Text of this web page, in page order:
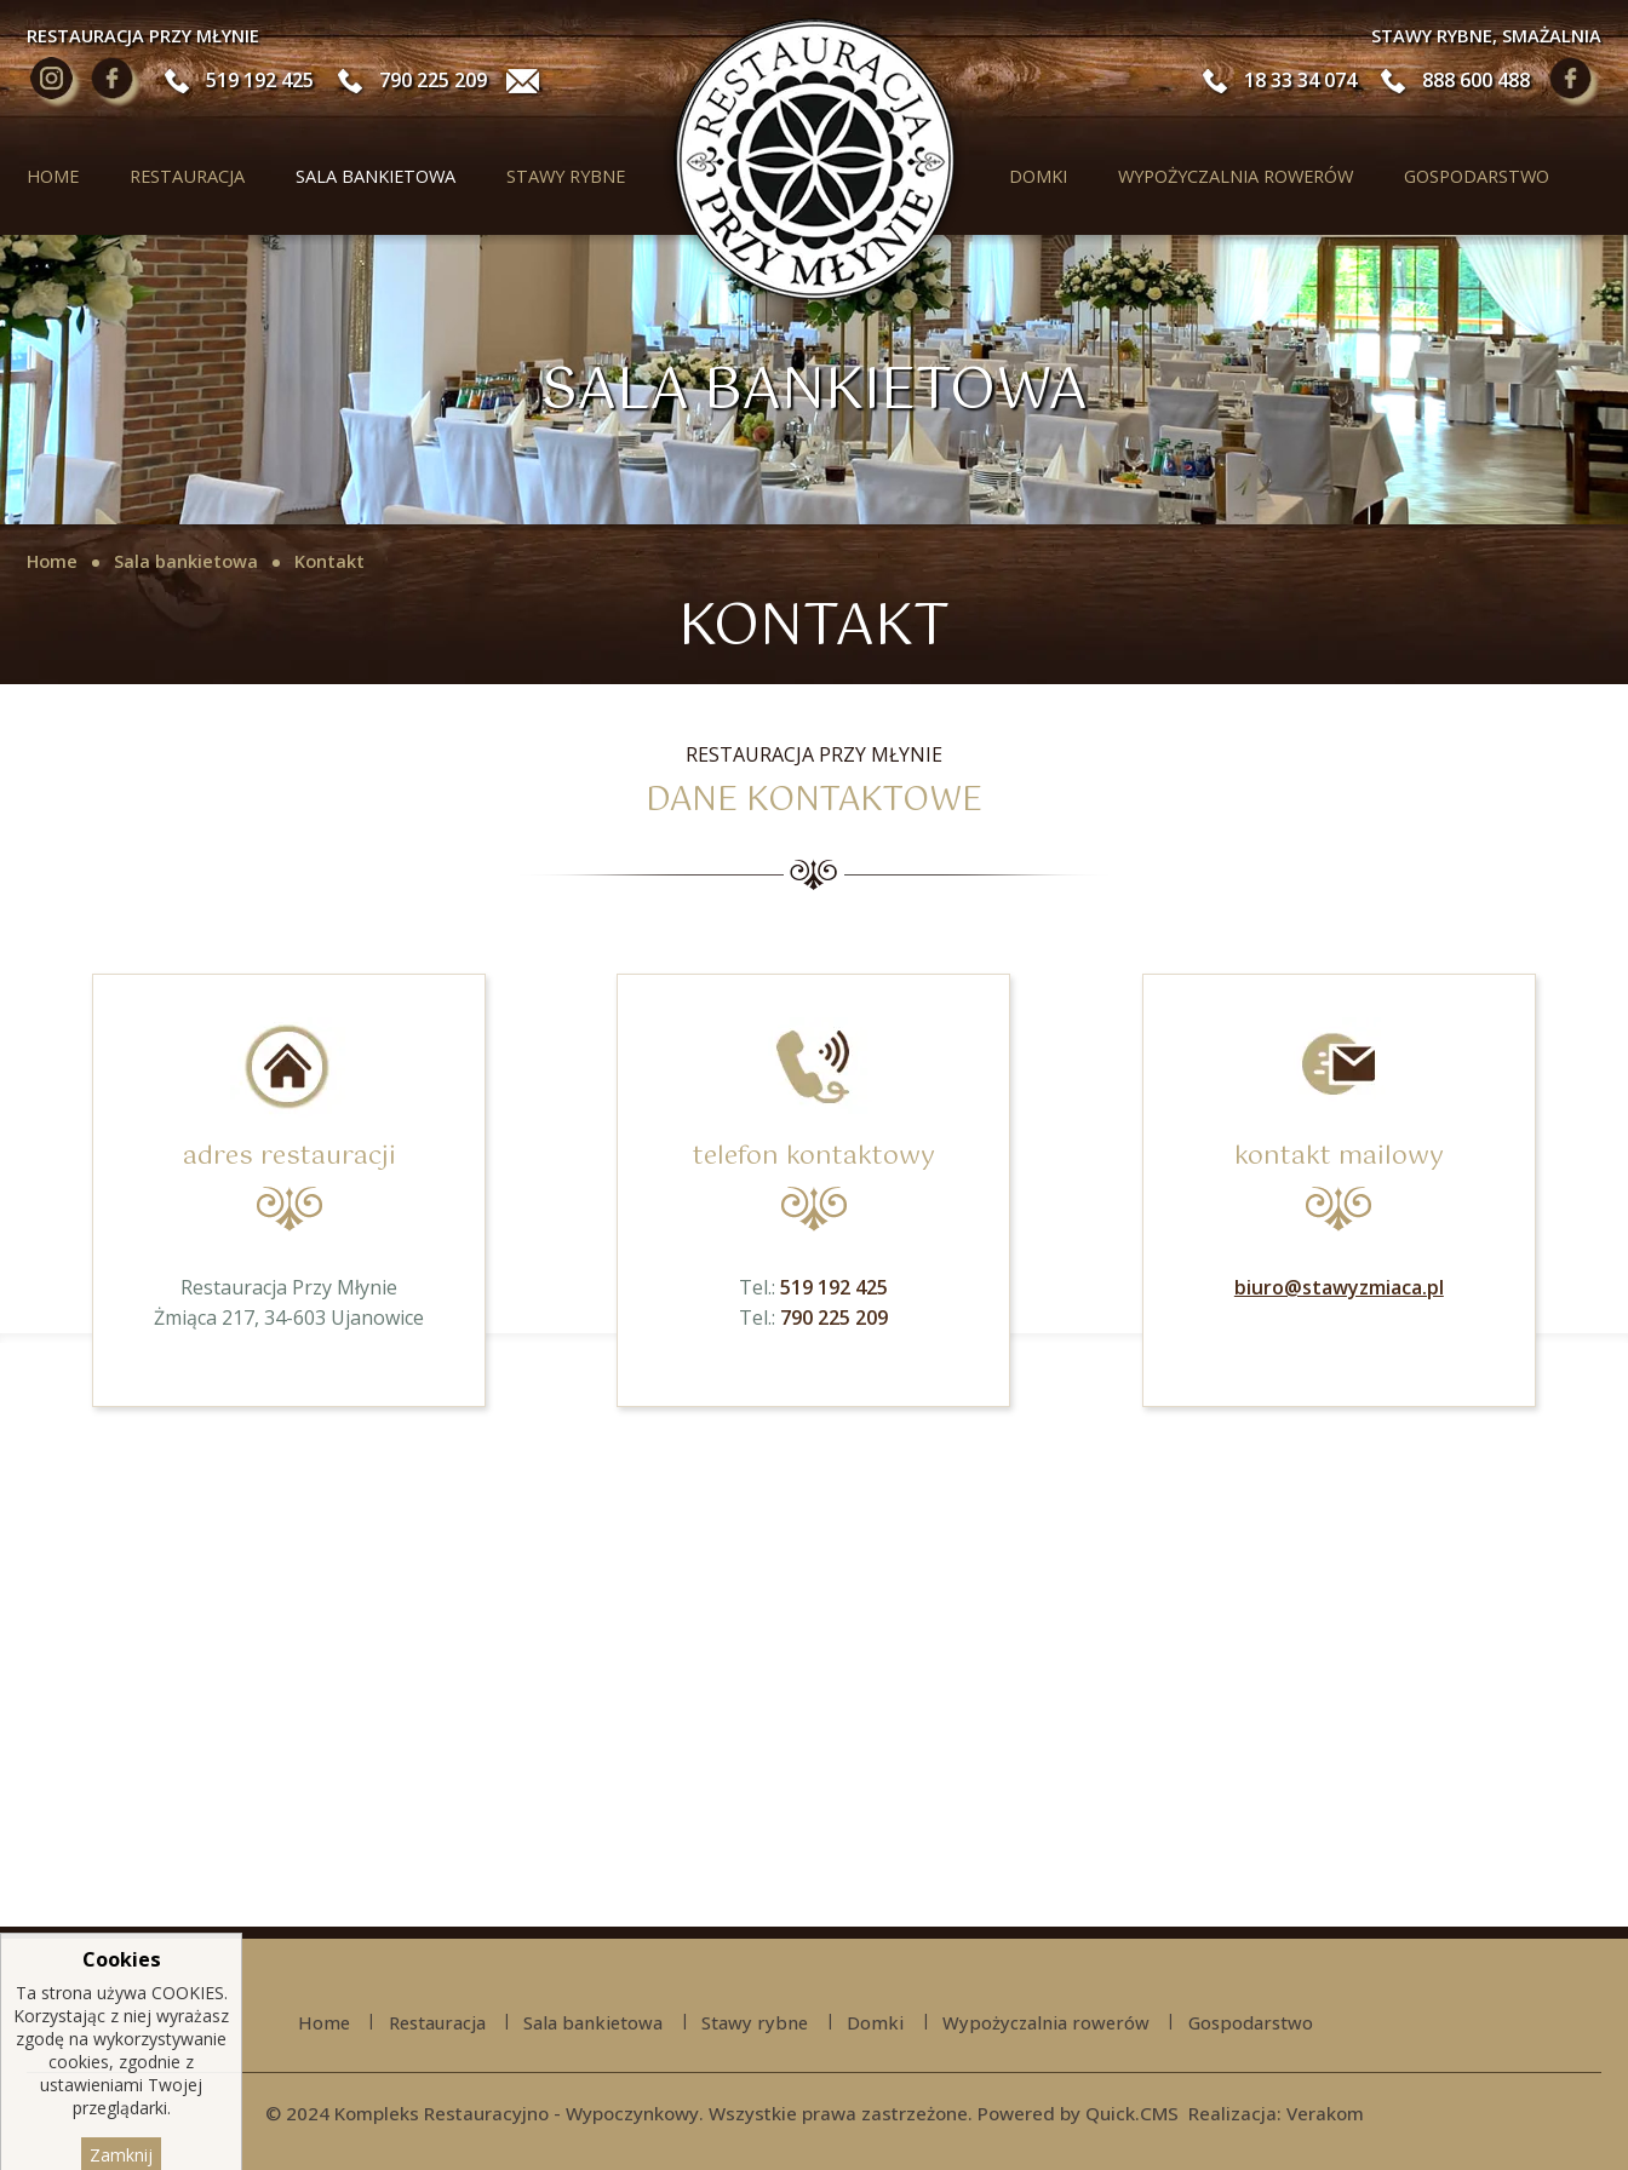
Cookies
Ta strona używa COOKIES.
Korzystając z niej wyrażasz
zgodę na wykorzystywanie
cookies, zgodnie z
ustawieniami Twojej
przeglądarki.
Zamknij
RESTAURACJA PRZY MŁYNIE
519 192 425 790 225 209
STAWY RYBNE, SMAŻALNIA
888 600 488
18 33 34 074
HOME RESTAURACJA SALA BANKIETOWA STAWY RYBNE DOMKI WYPOŻYCZALNIA ROWERÓW GOSPODARSTWO
SALA BANKIETOWA
Home Sala bankietowa Kontakt
KONTAKT
RESTAURACJA PRZY MŁYNIE
DANE KONTAKTOWE
adres restauracji
Restauracja Przy Młynie
Żmiąca 217, 34-603 Ujanowice
telefon kontaktowy
Tel.:519 192 425
Tel.: 790 225 209
kontakt mailowy
biuro@stawyzmiaca.pl
Home Restauracja Sala bankietowa Stawy rybne Domki Wypożyczalnia rowerów Gospodarstwo
© 2024 Kompleks Restauracyjno - Wypoczynkowy. Wszystkie prawa zastrzeżone. Powered by Quick.CMS Realizacja: Verakom